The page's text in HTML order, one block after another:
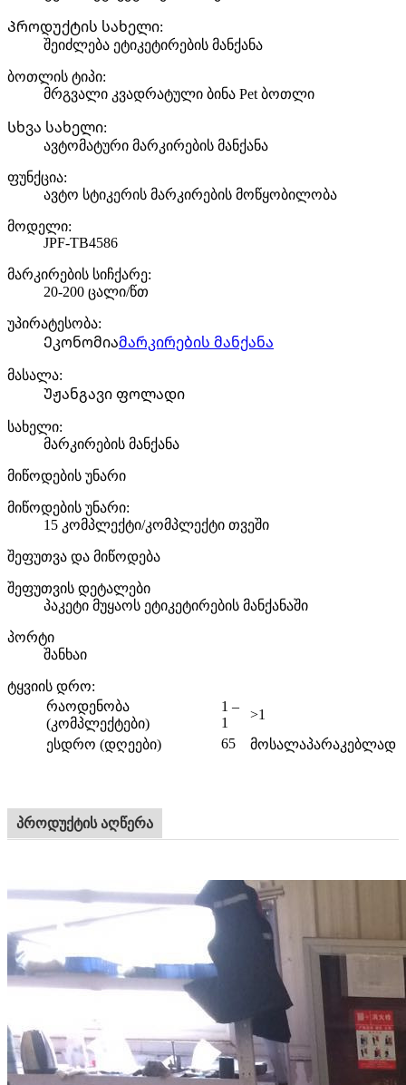
Პროდუქტის სახელი:
შეიძლება ეტიკეტირების მანქანა
ბოთლის ტიპი:
მრგვალი კვადრატული ბინა Pet ბოთლი
Სხვა სახელი:
ავტომატური მარკირების მანქანა
ფუნქცია:
ავტო სტიკერის მარკირების მოწყობილობა
მოდელი:
JPF-TB4586
მარკირების სიჩქარე:
20-200 ცალი/წთ
უპირატესობა:
Ეკონომიამარკირების მანქანა
მასალა:
Უჟანგავი ფოლადი
სახელი:
მარკირების მანქანა
მიწოდების უნარი
მიწოდების უნარი:
15 კომპლექტი/კომპლექტი თვეში
შეფუთვა და მიწოდება
შეფუთვის დეტალები
პაკეტი მუყაოს ეტიკეტირების მანქანაში
პორტი
შანხაი
ტყვიის დრო:
რაოდენობა
(კომპლექტები)
1 –
1
>1
ესდრო (დღეები)
65 მოსალაპარაკებლად
პროდუქტის აღწერა